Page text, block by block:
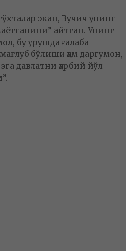
экан, Вучич унинг
айтган. Унинг
бу урушда ғалаба
бўлиши ҳам даргумон,
давлатни ҳарбий йўл